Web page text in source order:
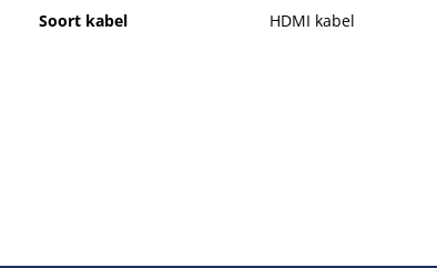
Soort kabel HDMI kabel